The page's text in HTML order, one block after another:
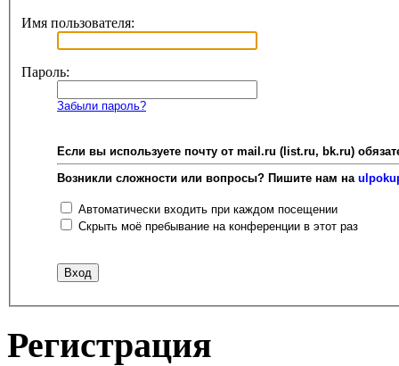
Имя пользователя:
Пароль:
Забыли пароль?
Если вы используете почту от mail.ru (list.ru, bk.ru)
Возникли сложности или вопросы? Пишите нам на
Автоматически входить при каждом посещении
Скрыть моё пребывание на конференции в этот раз
Регистрация